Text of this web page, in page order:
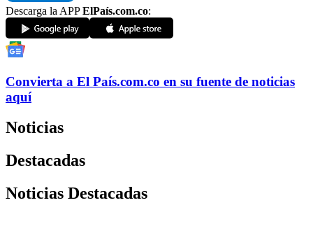
Descarga la APPElPaís.com.co:
Convierta a El País.com.co en su fuente de noticias
aquí
Noticias
Destacadas
Noticias Destacadas